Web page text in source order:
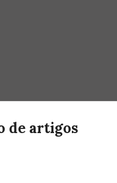
de artigos